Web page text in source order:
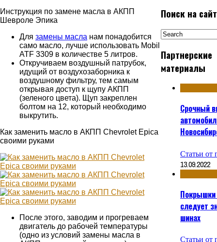
Инструкция по замене масла в АКПП
Шевроле Эпика
Для замены масла нам понадобится
само масло, лучше использовать Mobil
ATF 3309 в количестве 5 литров.
Откручиваем воздушный патрубок,
идущий от воздухозаборника к
воздушному фильтру, тем самым
открывая доступ к щупу АКПП
(зеленого цвета). Щуп закреплен
болтом на 12, который необходимо
выкрутить.
Как заменить масло в АКПП Chevrolet Epica
своими руками
После этого, заводим и прогреваем
двигатель до рабочей температуры
(одно из условий замены масла в
Поиск на
Партнерские
материалы
Срочный
Статьи от
13.09.2022
Покрышки
следует
шинах
Статьи от